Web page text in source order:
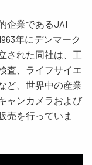
企業であるJAI
年にデンマーク
された同社は、工
査、ライフサイエ
ど、世界中の産業
ャンカメラおよび
売を行っていま